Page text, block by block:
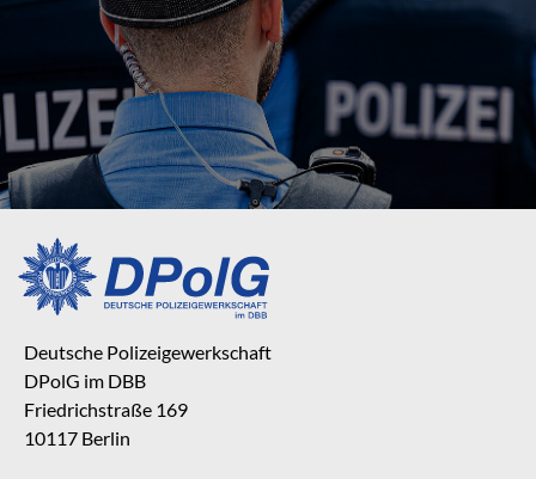
Deutsche Polizeigewerkschaft
DPolG im DBB
Friedrichstraße 169
10117 Berlin